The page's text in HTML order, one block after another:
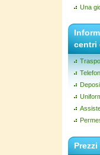
Una
centri